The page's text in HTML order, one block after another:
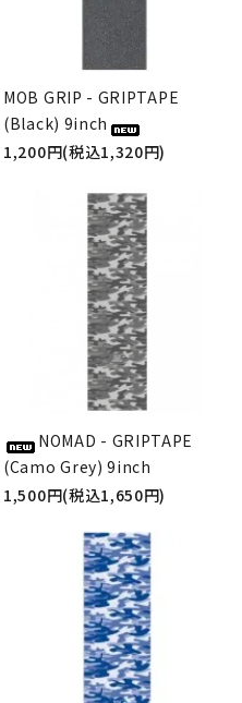
MOB GRIP - GRIPTAPE
(Black) 9inch
1,200円(税込1,320円)
NOMAD - GRIPTAPE
(Camo Grey) 9inch
1,500円(税込1,650円)